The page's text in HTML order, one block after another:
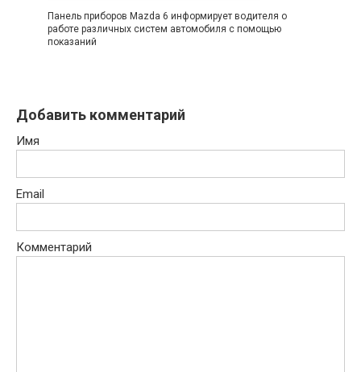
Панель приборов Mazda 6 информирует водителя о
работе различных систем автомобиля с помощью
показаний
Добавить комментарий
Имя
Email
Комментарий